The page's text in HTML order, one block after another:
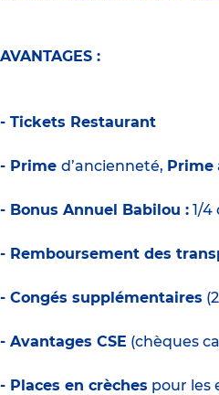
AVANTAGES :
- Tickets Restaurant
- Prime d’ancienneté, Prime
- Bonus Annuel Babilou : 1/4
- Remboursement des
- Congés supplémentaires
- Avantages CSE (chèques
- Places en crèches pour les